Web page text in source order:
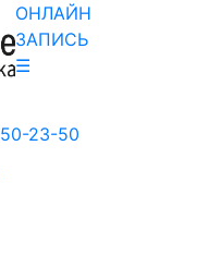
ОНЛАЙН
ЗАПИСЬ
☰
23-50